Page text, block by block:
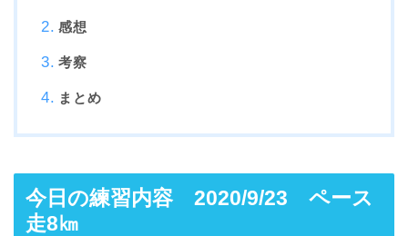
感想
考察
まとめ
今日の練習内容 2020/9/23 ペース
走8㎞